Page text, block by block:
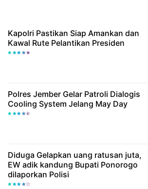
Kapolri Pastikan Siap Amankan dan
Kawal Rute Pelantikan Presiden
Polres Jember Gelar Patroli Dialogis
Cooling System Jelang May Day
Diduga Gelapkan uang ratusan juta,
EW adik kandung Bupati Ponorogo
dilaporkan Polisi